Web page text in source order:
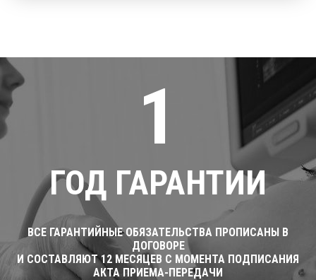
1
ГОД ГАРАНТИИ
ВСЕ ГАРАНТИЙНЫЕ ОБЯЗАТЕЛЬСТВА ПРОПИСАНЫ В
ДОГОВОРЕ
И СОСТАВЛЯЮТ 12 МЕСЯЦЕВ С МОМЕНТА ПОДПИСАНИЯ
АКТА ПРИЕМА-ПЕРЕДАЧИ